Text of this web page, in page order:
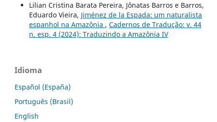
Lilian Cristina Barata Pereira, Jônatas Barros e Barros,
Eduardo Vieira, Jiménez de la Espada: um naturalista
espanhol na Amazônia , Cadernos de Tradução: v. 44
n. esp. 4 (2024): Traduzindo a Amazônia IV
Idioma
Español (España)
Português (Brasil)
English